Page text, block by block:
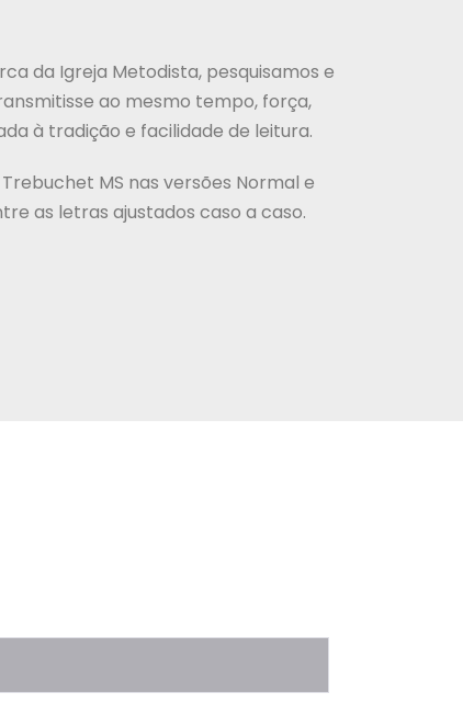
da Igreja Metodista, pesquisamos e
ao mesmo tempo, força,
à tradição e facilidade de leitura.
MS nas versões Normal e
as letras ajustados caso a caso.